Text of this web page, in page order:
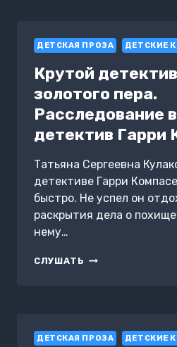
РАЗДЕВАЛКЕ
ДЕТСКАЯ ПРОЗА ДЕТСКИЕ
Крутой
золотого пера.
Расследование
детектив Гарри
Татьяна Сергеевна
детективе Гарри
быстро. Не успел он
раскрытия дела о
нему…
СЛУШАТЬ КРУТОЙ
ВЕДЕТ
ДЕТСКАЯ ПРОЗА ДЕТСКИЕ